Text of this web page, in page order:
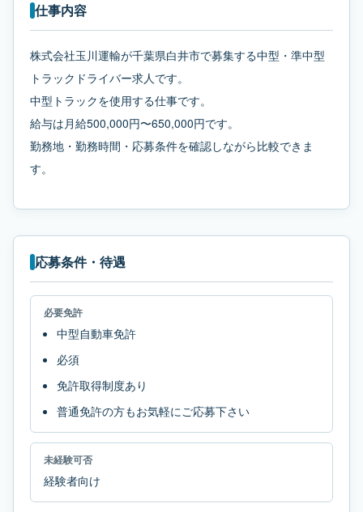
仕事内容
株式会社玉川運輸が千葉県白井市で募集する中型・準中型
トラックドライバー求人です。
中型トラックを使用する仕事です。
給与は月給500,000円〜650,000円です。
勤務地・勤務時間・応募条件を確認しながら比較できま
す。
応募条件・待遇
必要免許
中型自動車免許
必須
免許取得制度あり
普通免許の方もお気軽にご応募下さい
未経験可否
経験者向け